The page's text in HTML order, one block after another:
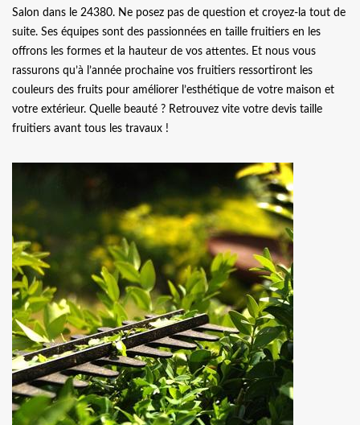
Salon dans le 24380. Ne posez pas de question et croyez-la tout de
suite. Ses équipes sont des passionnées en taille fruitiers en les
offrons les formes et la hauteur de vos attentes. Et nous vous
rassurons qu’à l’année prochaine vos fruitiers ressortiront les
couleurs des fruits pour améliorer l’esthétique de votre maison et
votre extérieur. Quelle beauté ? Retrouvez vite votre devis taille
fruitiers avant tous les travaux !